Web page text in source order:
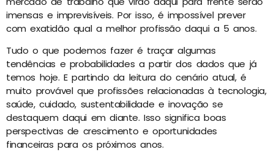
imensas e imprevisíveis. Por isso, é impossível prever
com exatidão qual a melhor profissão daqui a 5 anos.
Tudo o que podemos fazer é traçar algumas
tendências e probabilidades a partir dos dados que já
temos hoje. E partindo da leitura do cenário atual, é
muito provável que profissões relacionadas à tecnologia,
saúde, cuidado, sustentabilidade e inovação se
destaquem daqui em diante. Isso significa boas
perspectivas de crescimento e oportunidades
financeiras para os próximos anos.